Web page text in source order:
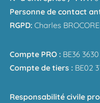
Personne de contact
RGPD: Charles
Compte PRO : BE36
Compte de tiers : BE02
Responsabilité civile